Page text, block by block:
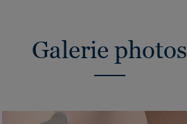
Galerie photos